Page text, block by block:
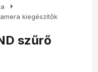
arrow_right
kiegészítők
szűrő